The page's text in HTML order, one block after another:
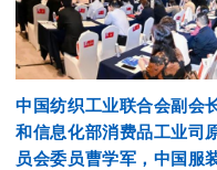
中国纺织工业联合会副会
和信息化部消费品工业司
员会委员曹学军，中国服